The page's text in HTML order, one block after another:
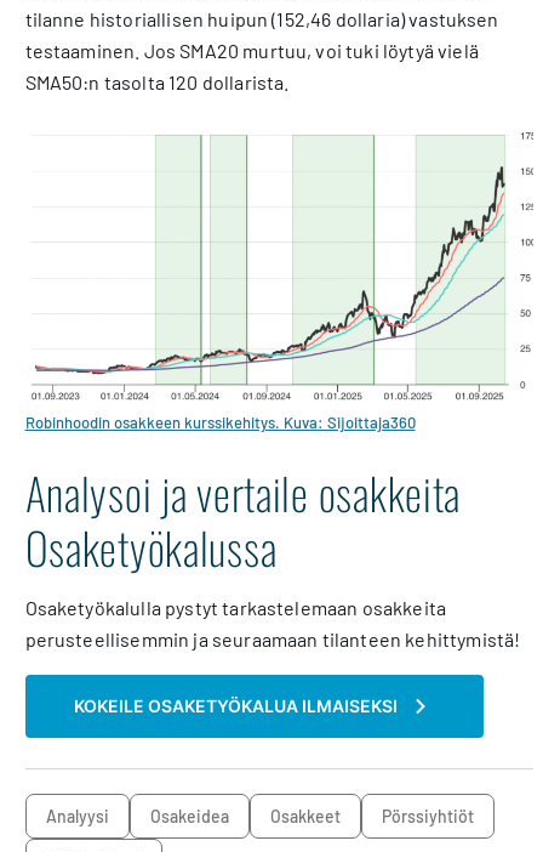
tilanne historiallisen huipun (152,46 dollaria) vastuksen
testaaminen. Jos SMA20 murtuu, voi tuki löytyä vielä
SMA50:n tasolta 120 dollarista.
Robinhoodin osakkeen kurssikehitys. Kuva: Sijoittaja360
Analysoi ja vertaile osakkeita
Osaketyökalussa
Osaketyökalulla pystyt tarkastelemaan osakkeita
perusteellisemmin ja seuraamaan tilanteen kehittymistä!
KOKEILE OSAKETYÖKALUA ILMAISEKSI
analyysi osakeidea osakkeet pörssiyhtiöt